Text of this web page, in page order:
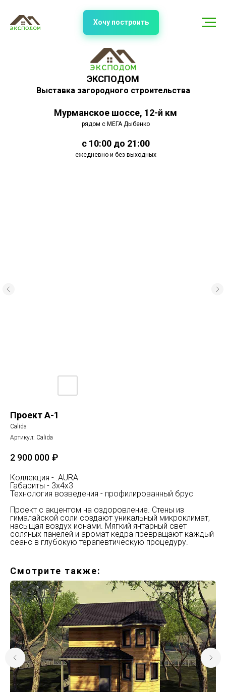
ЭКСПОДОМ
Выставка загородного строительства
Мурманское шоссе, 12-й км
рядом с МЕГА Дыбенко
с 10:00 до 21:00
ежедневно и без выходных
Хочу построить
Проект A-1
Calida
Артикул: Calida
2 900 000 ₽
Коллекция - .AURA
Габариты - 3x4x3
Технология возведения - профилированный брус
Проект с акцентом на оздоровление. Стены из
гималайской соли создают уникальный микроклимат,
насыщая воздух ионами. Мягкий янтарный свет
соляных панелей и аромат кедра превращают каждый
сеанс в глубокую терапевтическую процедуру.
Смотрите также: